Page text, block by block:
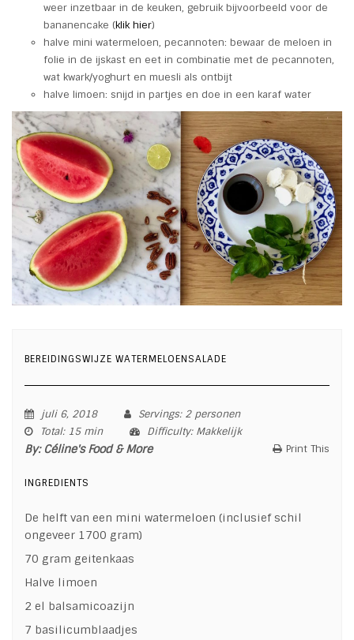
weer inzetbaar in de keuken, gebruik bijvoorbeeld voor de
bananencake (klik hier)
halve mini watermeloen, pecannoten: bewaar de meloen in
folie in de ijskast en eet in combinatie met de pecannoten,
wat kwark/yoghurt en muesli als ontbijt
halve limoen: snijd in partjes en doe in een karaf water
BEREIDINGSWIJZE WATERMELOENSALADE
juli 6, 2018 Servings: 2 personen
Total: 15 min Difficulty: Makkelijk
Print This
By: Céline's Food & More
INGREDIENTS
De helft van een mini watermeloen (inclusief schil
ongeveer 1700 gram)
70 gram geitenkaas
Halve limoen
2 el balsamicoazijn
7 basilicumblaadjes